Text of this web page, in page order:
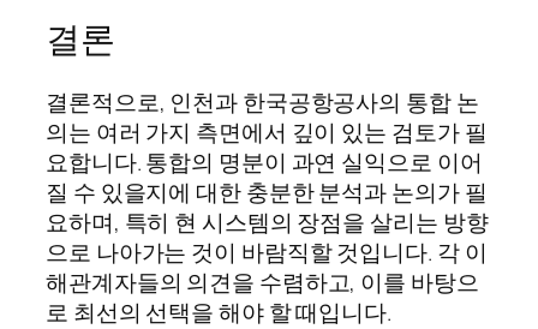
결론
결론적으로, 인천과 한국공항공사의 통합 논
의는 여러 가지 측면에서 깊이 있는 검토가 필
요합니다. 통합의 명분이 과연 실익으로 이어
질 수 있을지에 대한 충분한 분석과 논의가 필
요하며, 특히 현 시스템의 장점을 살리는 방향
으로 나아가는 것이 바람직할 것입니다. 각 이
해관계자들의 의견을 수렴하고, 이를 바탕으
로 최선의 선택을 해야 할 때입니다.